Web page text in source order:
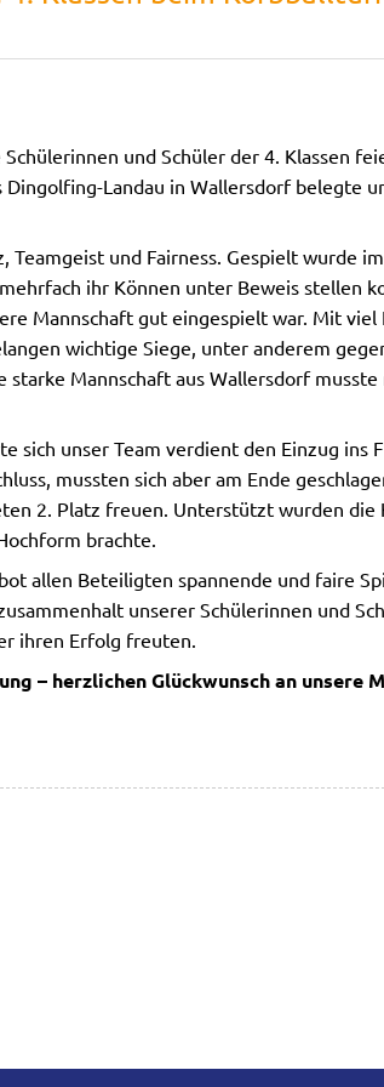
und Schüler der 4. Klassen
Landau in Wallersdorf belegte
Teamgeist und Fairness. Gespielt wurde
ihr Können unter Beweis stellen
Mannschaft gut eingespielt war. Mit viel
wichtige Siege, unter anderem
Mannschaft aus Wallersdorf musste
sich unser Team verdient den Einzug ins
mussten sich aber am Ende
2. Platz freuen. Unterstützt wurden die
brachte.
allen Beteiligten spannende und faire
unserer Schülerinnen und
ihren Erfolg freuten.
– herzlichen Glückwunsch an unsere